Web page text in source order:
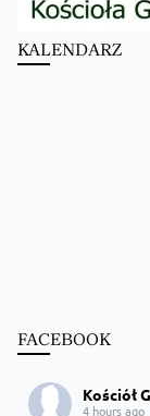
KALENDARZ
FACEBOOK
Kościół
4 hours ago